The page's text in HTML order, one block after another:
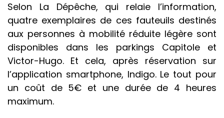
Selon La Dépêche, qui relaie l’information,
quatre exemplaires de ces fauteuils destinés
aux personnes à mobilité réduite légère sont
disponibles dans les parkings Capitole et
Victor-Hugo. Et cela, après réservation sur
l’application smartphone, Indigo. Le tout pour
un coût de 5€ et une durée de 4 heures
maximum.